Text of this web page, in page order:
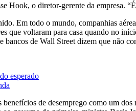
Hook, o diretor-gerente da empresa.
Em todo o mundo, companhias
que voltaram para casa quando no
de Wall Street dizem que não
esperado
de desemprego como um